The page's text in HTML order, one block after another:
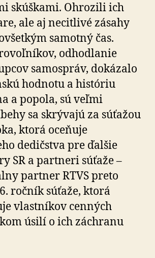
skúškami. Ohrozili ich
ale aj necitlivé zásahy
samotný čas.
odhodlanie
samospráv, dokázalo
hodnotu a históriu
a popola, sú veľmi
sa skrývajú za súťažou
ktorá oceňuje
dedičstva pre ďalšie
SR a partneri súťaže –
partner RTVS preto
ročník súťaže, ktorá
vlastníkov cenných
úsilí o ich záchranu